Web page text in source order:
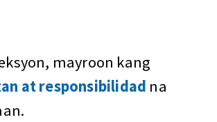
mayroon kang
at responsibilidad na